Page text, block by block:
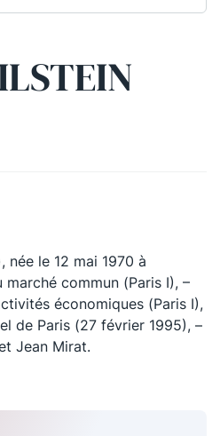
née le 12 mai 1970 à
marché commun (Paris I), –
économiques (Paris I),
de Paris (27 février 1995), –
Jean Mirat.
?